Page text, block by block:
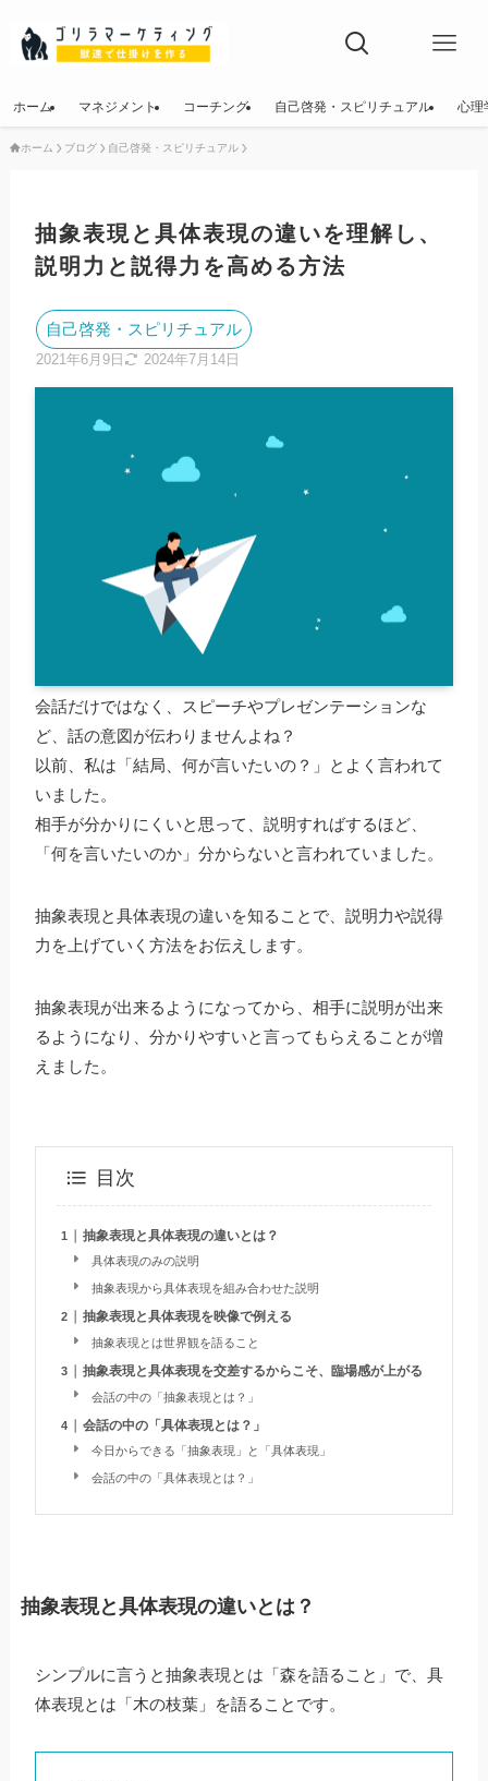
コーチング
心理学・NLP
ホーム マネジメント コーチング 自己啓発・スピリチュアル 心理
ホーム ブログ 自己啓発・スピリチュアル
抽象表現と具体表現の違いを理解し、
説明力と説得力を高める方法
自己啓発・スピリチュアル
2021年6月9日 2024年7月14日
会話だけではなく、スピーチやプレゼンテーションな
ど、話の意図が伝わりませんよね？
以前、私は「結局、何が言いたいの？」とよく言われて
いました。
相手が分かりにくいと思って、説明すればするほど、
「何を言いたいのか」分からないと言われていました。
抽象表現と具体表現の違いを知ることで、説明力や説得
力を上げていく方法をお伝えします。
抽象表現が出来るようになってから、相手に説明が出来
るようになり、分かりやすいと言ってもらえることが増
えました。
目次
抽象表現と具体表現の違いとは？
具体表現のみの説明
抽象表現から具体表現を組み合わせた説明
抽象表現と具体表現を映像で例える
抽象表現とは世界観を語ること
抽象表現と具体表現を交差するからこそ、臨場感が上がる
会話の中の「抽象表現とは？」
会話の中の「具体表現とは？」
今日からできる「抽象表現」と「具体表現」
会話の中の「具体表現とは？」
抽象表現と具体表現の違いとは？
シンプルに言うと抽象表現とは「森を語ること」で、具
体表現とは「木の枝葉」を語ることです。